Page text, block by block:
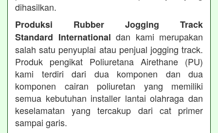
dihasilkan.
Produksi Rubber Jogging Track
Standard International dan kami merupakan
salah satu penyuplai atau penjual jogging track.
Produk pengikat Poliuretana Airethane (PU)
kami terdiri dari dua komponen dan dua
komponen cairan poliuretan yang memiliki
semua kebutuhan installer lantai olahraga dan
keselamatan yang tercakup dari cat primer
sampai garis.